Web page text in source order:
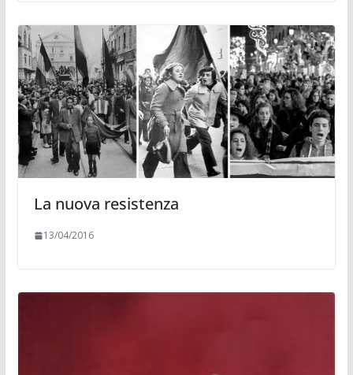
La nuova resistenza
13/04/2016